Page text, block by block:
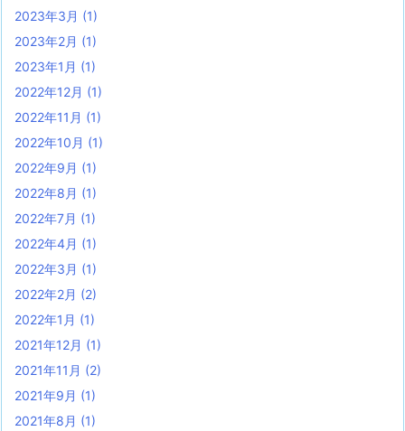
2023年3月 (1)
2023年2月 (1)
2023年1月 (1)
2022年12月 (1)
2022年11月 (1)
2022年10月 (1)
2022年9月 (1)
2022年8月 (1)
2022年7月 (1)
2022年4月 (1)
2022年3月 (1)
2022年2月 (2)
2022年1月 (1)
2021年12月 (1)
2021年11月 (2)
2021年9月 (1)
2021年8月 (1)